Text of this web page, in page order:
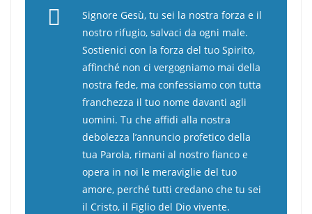
Signore Gesù, tu sei la nostra forza e il
nostro rifugio, salvaci da ogni male.
Sostienici con la forza del tuo Spirito,
affinché non ci vergogniamo mai della
nostra fede, ma confessiamo con tutta
franchezza il tuo nome davanti agli
uomini. Tu che affidi alla nostra
debolezza l’annuncio profetico della
tua Parola, rimani al nostro fianco e
opera in noi le meraviglie del tuo
amore, perché tutti credano che tu sei
il Cristo, il Figlio del Dio vivente.